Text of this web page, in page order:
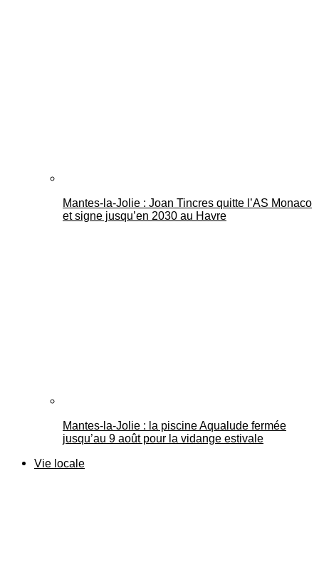
Mantes-la-Jolie : Joan Tincres quitte l’AS Monaco
et signe jusqu’en 2030 au Havre
Mantes-la-Jolie : la piscine Aqualude fermée
jusqu’au 9 août pour la vidange estivale
Vie locale